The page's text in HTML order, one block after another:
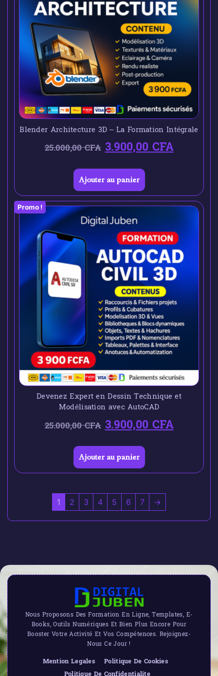
Blender Architecture 3D – La Formation Intégrale
25.000,00CFA 3.900,00CFA
Ajouter au panier
Promo !
Devenez Expert en Dessin Technique et
Modélisation avec AutoCAD
25.000,00CFA 3.900,00CFA
Ajouter au panier
1 2 3 4 5 6 7 →
Nous Proposons Des Formation En Ligne, Templates, E-
Books, Outils Numériques Et Bien Plus Encore Pour
Booster Votre Activité Et Vos Compétences. Rejoignez-
Nous Ce Jour !
Mention Legales
Politique De Cookies